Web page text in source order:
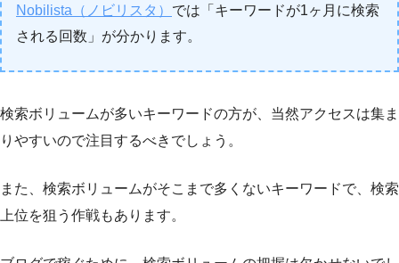
Nobilista（ノビリスタ） では「キーワードが1ヶ月に検索
される回数」が分かります。
検索ボリュームが多いキーワードの方が、当然アクセスは集ま
りやすいので注目するべきでしょう。
また、検索ボリュームがそこまで多くないキーワードで、検索
上位を狙う作戦もあります。